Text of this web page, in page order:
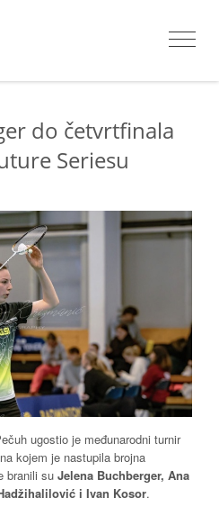
Toggle
do četvrtfinala
Seriesu
ugostio je međunarodni turnir
kojem je nastupila brojna
branili su Jelena Buchberger, Ana
i Ivan Kosor.